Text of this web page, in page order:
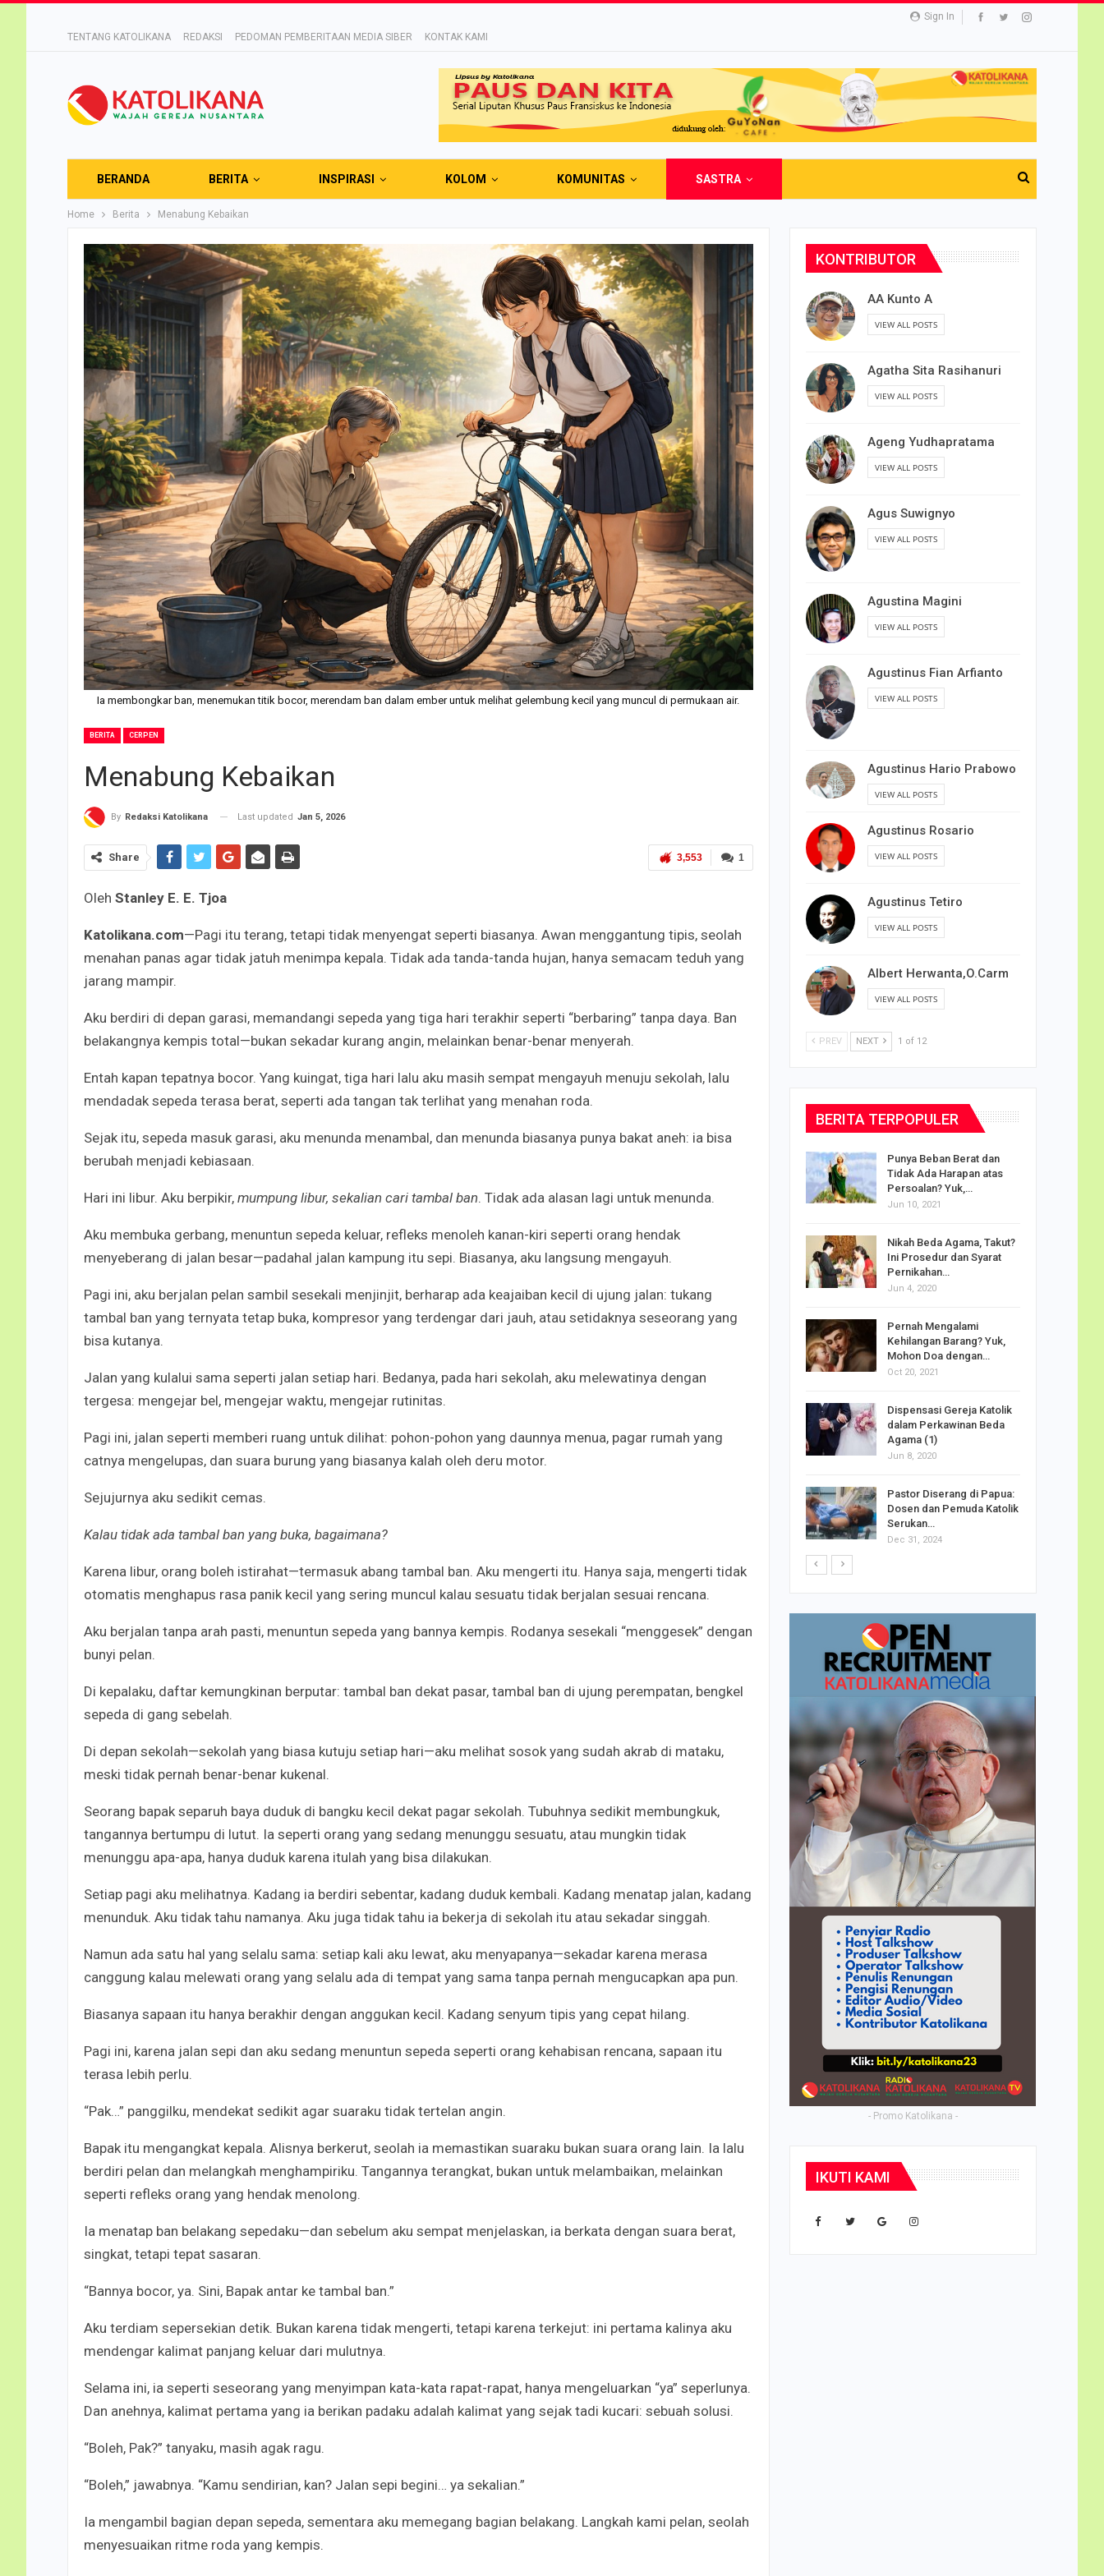
Sign In
TENTANG KATOLIKANA
REDAKSI PEDOMAN PEMBERITAAN MEDIA SIBER KONTAK KAMI
BERANDA BERITA INSPIRASI KOLOM KOMUNITAS SASTRA
Home Berita Menabung Kebaikan
Ia membongkar ban, menemukan titik bocor, merendam ban dalam ember untuk melihat gelembung kecil yang muncul di permukaan air.
BERITA CERPEN
Menabung Kebaikan
By Redaksi Katolikana Last updated Jan 5, 2026
1
3,553
Share
Oleh Stanley E. E. Tjoa
Katolikana.com—Pagi itu terang, tetapi tidak menyengat seperti biasanya. Awan menggantung tipis, seolah
menahan panas agar tidak jatuh menimpa kepala. Tidak ada tanda-tanda hujan, hanya semacam teduh yang
jarang mampir.
Aku berdiri di depan garasi, memandangi sepeda yang tiga hari terakhir seperti “berbaring” tanpa daya. Ban
belakangnya kempis total—bukan sekadar kurang angin, melainkan benar-benar menyerah.
Entah kapan tepatnya bocor. Yang kuingat, tiga hari lalu aku masih sempat mengayuh menuju sekolah, lalu
mendadak sepeda terasa berat, seperti ada tangan tak terlihat yang menahan roda.
Sejak itu, sepeda masuk garasi, aku menunda menambal, dan menunda biasanya punya bakat aneh: ia bisa
berubah menjadi kebiasaan.
Hari ini libur. Aku berpikir, mumpung libur, sekalian cari tambal ban. Tidak ada alasan lagi untuk menunda.
Aku membuka gerbang, menuntun sepeda keluar, refleks menoleh kanan-kiri seperti orang hendak
menyeberang di jalan besar—padahal jalan kampung itu sepi. Biasanya, aku langsung mengayuh.
Pagi ini, aku berjalan pelan sambil sesekali menjinjit, berharap ada keajaiban kecil di ujung jalan: tukang
tambal ban yang ternyata tetap buka, kompresor yang terdengar dari jauh, atau setidaknya seseorang yang
bisa kutanya.
Jalan yang kulalui sama seperti jalan setiap hari. Bedanya, pada hari sekolah, aku melewatinya dengan
tergesa: mengejar bel, mengejar waktu, mengejar rutinitas.
Pagi ini, jalan seperti memberi ruang untuk dilihat: pohon-pohon yang daunnya menua, pagar rumah yang
catnya mengelupas, dan suara burung yang biasanya kalah oleh deru motor.
Sejujurnya aku sedikit cemas.
Kalau tidak ada tambal ban yang buka, bagaimana?
Karena libur, orang boleh istirahat—termasuk abang tambal ban. Aku mengerti itu. Hanya saja, mengerti tidak
otomatis menghapus rasa panik kecil yang sering muncul kalau sesuatu tidak berjalan sesuai rencana.
Aku berjalan tanpa arah pasti, menuntun sepeda yang bannya kempis. Rodanya sesekali “menggesek” dengan
bunyi pelan.
Di kepalaku, daftar kemungkinan berputar: tambal ban dekat pasar, tambal ban di ujung perempatan, bengkel
sepeda di gang sebelah.
Di depan sekolah—sekolah yang biasa kutuju setiap hari—aku melihat sosok yang sudah akrab di mataku,
meski tidak pernah benar-benar kukenal.
Seorang bapak separuh baya duduk di bangku kecil dekat pagar sekolah. Tubuhnya sedikit membungkuk,
tangannya bertumpu di lutut. Ia seperti orang yang sedang menunggu sesuatu, atau mungkin tidak
menunggu apa-apa, hanya duduk karena itulah yang bisa dilakukan.
Setiap pagi aku melihatnya. Kadang ia berdiri sebentar, kadang duduk kembali. Kadang menatap jalan, kadang
menunduk. Aku tidak tahu namanya. Aku juga tidak tahu ia bekerja di sekolah itu atau sekadar singgah.
Namun ada satu hal yang selalu sama: setiap kali aku lewat, aku menyapanya—sekadar karena merasa
canggung kalau melewati orang yang selalu ada di tempat yang sama tanpa pernah mengucapkan apa pun.
Biasanya sapaan itu hanya berakhir dengan anggukan kecil. Kadang senyum tipis yang cepat hilang.
Pagi ini, karena jalan sepi dan aku sedang menuntun sepeda seperti orang kehabisan rencana, sapaan itu
terasa lebih perlu.
“Pak…” panggilku, mendekat sedikit agar suaraku tidak tertelan angin.
Bapak itu mengangkat kepala. Alisnya berkerut, seolah ia memastikan suaraku bukan suara orang lain. Ia lalu
berdiri pelan dan melangkah menghampiriku. Tangannya terangkat, bukan untuk melambaikan, melainkan
seperti refleks orang yang hendak menolong.
Ia menatap ban belakang sepedaku—dan sebelum aku sempat menjelaskan, ia berkata dengan suara berat,
singkat, tetapi tepat sasaran.
“Bannya bocor, ya. Sini, Bapak antar ke tambal ban.”
Aku terdiam sepersekian detik. Bukan karena tidak mengerti, tetapi karena terkejut: ini pertama kalinya aku
mendengar kalimat panjang keluar dari mulutnya.
Selama ini, ia seperti seseorang yang menyimpan kata-kata rapat-rapat, hanya mengeluarkan “ya” seperlunya.
Dan anehnya, kalimat pertama yang ia berikan padaku adalah kalimat yang sejak tadi kucari: sebuah solusi.
“Boleh, Pak?” tanyaku, masih agak ragu.
“Boleh,” jawabnya. “Kamu sendirian, kan? Jalan sepi begini… ya sekalian.”
Ia mengambil bagian depan sepeda, sementara aku memegang bagian belakang. Langkah kami pelan, seolah
menyesuaikan ritme roda yang kempis.
KONTRIBUTOR
AA Kunto A
VIEW ALL POSTS
Agatha Sita Rasihanuri
VIEW ALL POSTS
Ageng Yudhapratama
VIEW ALL POSTS
Agus Suwignyo
VIEW ALL POSTS
Agustina Magini
VIEW ALL POSTS
Agustinus Fian Arfianto
VIEW ALL POSTS
Agustinus Hario Prabowo
VIEW ALL POSTS
Agustinus Rosario
VIEW ALL POSTS
Agustinus Tetiro
VIEW ALL POSTS
Albert Herwanta,O.Carm
VIEW ALL POSTS
PREV NEXT 1 of 12
BERITA TERPOPULER
10 Sosok Perempuan
Sepanjang Sejarah…
Belajar dari Beato Carlo
May 11, 2023
Punya Beban Berat dan
Tidak Ada Harapan atas
Persoalan? Yuk,…
Jun 10, 2021
Nikah Beda Agama, Takut?
Ini Prosedur dan Syarat
Pernikahan…
Jun 4, 2020
Pernah Mengalami
Kehilangan Barang? Yuk,
Mohon Doa dengan…
Oct 20, 2021
Dispensasi Gereja Katolik
dalam Perkawinan Beda
Agama (1)
Jun 8, 2020
Pastor Diserang di Papua:
Dosen dan Pemuda Katolik
Serukan…
Dec 31, 2024
- Promo Katolikana -
IKUTI KAMI